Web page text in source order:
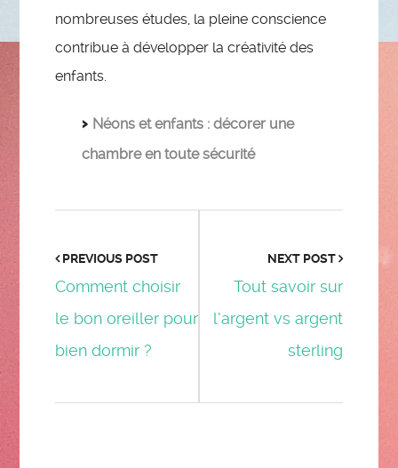
nombreuses études, la pleine conscience
contribue à développer la créativité des
enfants.
Néons et enfants : décorer une
chambre en toute sécurité
PREVIOUS POST
Comment choisir
le bon oreiller pour
bien dormir ?
NEXT POST
Tout savoir sur
l’argent vs argent
sterling